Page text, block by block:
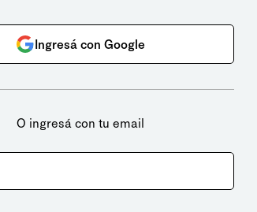
Ingresá con Google
O ingresá con tu email